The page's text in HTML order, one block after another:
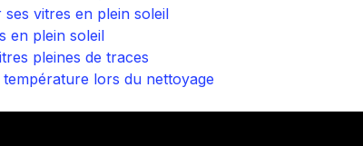
ses vitres en plein soleil
en plein soleil
pleines de traces
température lors du nettoyage